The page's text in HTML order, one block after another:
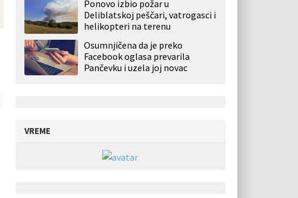
Ponovo izbio požar u
Deliblatskoj peščari, vatrogasci i
helikopteri na terenu
Osumnjičena da je preko
Facebook oglasa prevarila
Pančevku i uzela joj novac
VREME